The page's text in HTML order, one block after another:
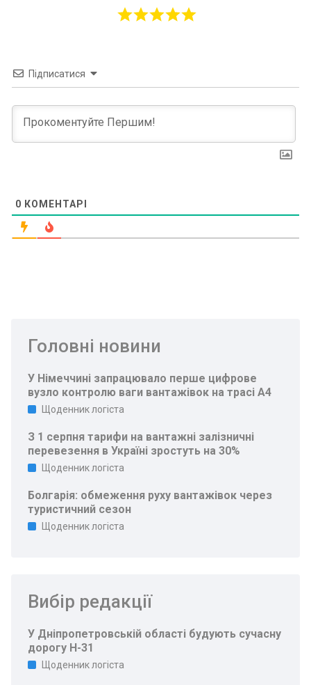
Підписатися
0 КОМЕНТАРІ
Головні новини
У Німеччині запрацювало перше цифрове
вузло контролю ваги вантажівок на трасі A4
Щоденник логіста
З 1 серпня тарифи на вантажні залізничні
перевезення в Україні зростуть на 30%
Щоденник логіста
Болгарія: обмеження руху вантажівок через
туристичний сезон
Щоденник логіста
Вибір редакції
У Дніпропетровській області будують сучасну
дорогу Н-31
Щоденник логіста